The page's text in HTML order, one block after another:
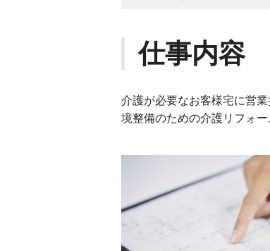
仕事内容
介護が必要なお客様宅に営
境整備のための介護リフォ